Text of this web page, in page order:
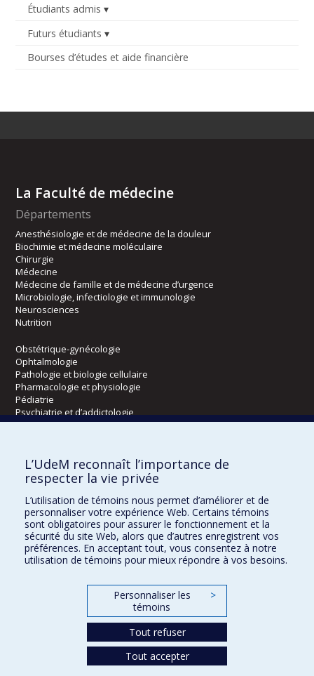
Étudiants admis
Futurs étudiants
Bourses d’études et aide financière
La Faculté de médecine
Départements
Anesthésiologie et de médecine de la douleur
Biochimie et médecine moléculaire
Chirurgie
Médecine
Médecine de famille et de médecine d’urgence
Microbiologie, infectiologie et immunologie
Neurosciences
Nutrition
Obstétrique-gynécologie
Ophtalmologie
Pathologie et biologie cellulaire
Pharmacologie et physiologie
Pédiatrie
Psychiatrie et d’addictologie
Radiologie, radio-oncologie et médecine nucléaire
Écoles
Orthophonie et audiologie
Réadaptation
Directions
L’UdeM reconnaît l’importance de
respecter la vie privée
L’utilisation de témoins nous permet d’améliorer et de
personnaliser votre expérience Web. Certains témoins
sont obligatoires pour assurer le fonctionnement et la
sécurité du site Web, alors que d’autres enregistrent vos
préférences. En acceptant tout, vous consentez à notre
utilisation de témoins pour mieux répondre à vos besoins.
Personnaliser les
témoins
>
Tout refuser
Tout accepter